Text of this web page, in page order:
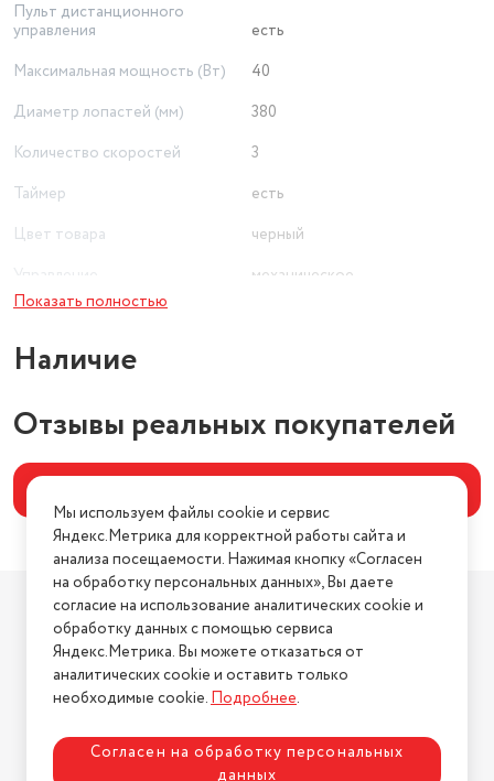
Пульт дистанционного
управления
есть
Максимальная мощность (Вт)
40
Диаметр лопастей (мм)
380
Количество скоростей
3
Таймер
есть
Цвет товара
черный
механическое
Вес товара в упаковке, (кг)
Длина товара в упаковке, в
метрах
1.15
Ширина товара в упаковке, в
метрах
0.43
Высота товара в упаковке, в
метрах
0.37
Объем товара в упаковке, в
литрах
182.965
Рабочий механизм
осевой
Вес (кг)
4.3
Показать полностью
Наличие
Отзывы реальных покупателей
Компания
О компании
Магазины
Бренды
Для бизнеса
Мы используем файлы cookie и сервис
Яндекс.Метрика для корректной работы сайта и
анализа посещаемости. Нажимая кнопку «Согласен
на обработку персональных данных», Вы даете
согласие на использование аналитических cookie и
обработку данных с помощью сервиса
Яндекс.Метрика. Вы можете отказаться от
аналитических cookie и оставить только
необходимые cookie.Подробнее.
Согласен на обработку персональных
данных